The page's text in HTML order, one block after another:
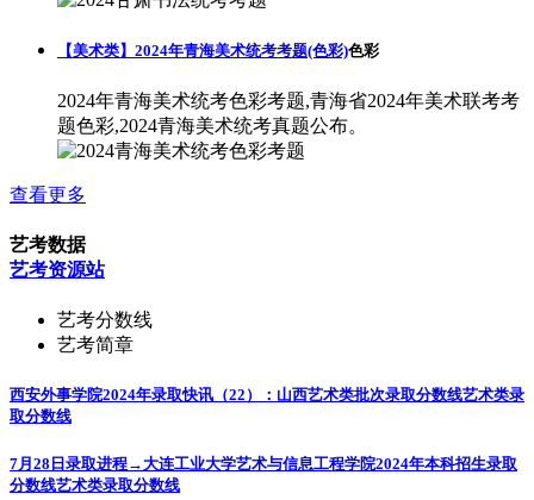
【美术类】2024年青海美术统考考题(色彩)色彩
2024年青海美术统考色彩考题,青海省2024年美术联考考
题色彩,2024青海美术统考真题公布。
查看更多
艺考数据
艺考资源站
艺考分数线
艺考简章
西安外事学院2024年录取快讯（22）：山西艺术类批次录取分数线艺术类录
取分数线
7月28日录取进程→大连工业大学艺术与信息工程学院2024年本科招生录取
分数线艺术类录取分数线